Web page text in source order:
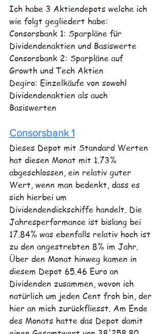
Ich habe 3 Aktiendepots welche ich
wie folgt gegliedert habe:
Consorsbank 1: Sparpläne für
Dividendenaktien und Basiswerte
Consorsbank 2: Sparpläne auf
Growth und Tech Aktien
Degiro: Einzelkäufe von sowohl
Dividendenaktien als auch
Basiswerten
Consorsbank 1
Dieses Depot mit Standard Werten
hat diesen Monat mit 1.73%
abgeschlossen, ein relativ guter
Wert, wenn man bedenkt, dass es
sich hierbei um
Dividendendickschiffe handelt. Die
Jahresperformance ist bislang bei
17.84% was ebenfalls relativ hoch ist
zu den angestrebten 8% im Jahr.
Über den Monat hinweg kamen in
diesem Depot 65.46 Euro an
Dividenden zusammen, wovon ich
natürlich um jeden Cent froh bin, der
hier an mich zurückfliesst. Am Ende
des Monats hatte das Depot damit